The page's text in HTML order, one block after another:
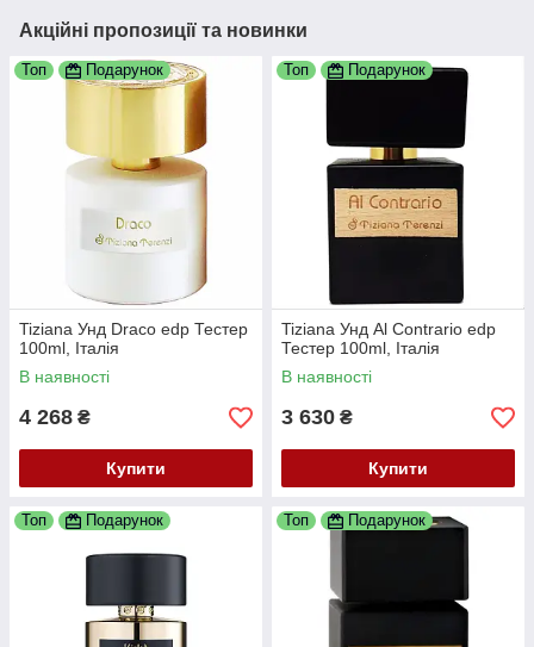
Акційні пропозиції та новинки
Топ Подарунок
Tiziana Унд Draco edp Тестер
100ml, Італія
В наявності
4 268 ₴
Купити
Топ Подарунок
Tiziana Унд Al Contrarіo edp
Тестер 100ml, Італія
В наявності
3 630 ₴
Купити
Топ Подарунок Топ Подарунок